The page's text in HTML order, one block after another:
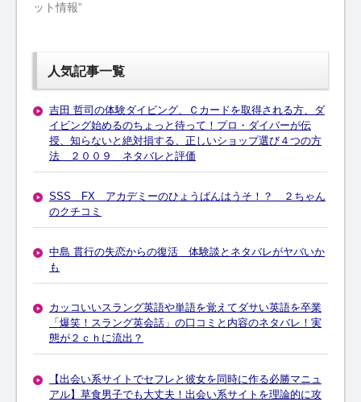
ット情報”
人気記事一覧
吉田 哲司の体験ダイビング、Ｃカードを取得される方、ダ
イビング始めるのちょっと待って！プロ・ダイバーが伝
授、知らないと絶対損する、正しいショップ選び４つの方
法 ２００９ ネタバレと評価
SSS FX アカデミーのひょうばんはうそ！？ ２ちゃん
のクチコミ
中島 貫行の失恋からの復活 体験談とネタバレがヤバいか
も
カッコいいスラング英語や単語を覚えてダサい英語を卒業
「爆笑！スラング英会話」の口コミと内容のネタバレ！実
態が２ｃｈに流出？
【出会い系サイトでセフレと彼女を同時に作る必勝マニュ
アル】草食男子でも大丈夫！出会い系サイトを理論的に攻